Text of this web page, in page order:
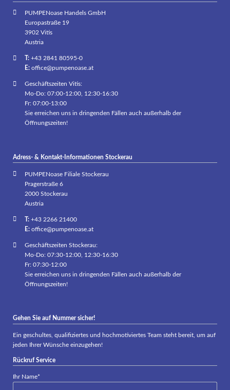
PUMPENoase Handels GmbH
Europastraße 19
3902 Vitis
Austria
T:+43 2841 80595-0
E: office@pumpenoase.at
Geschäftszeiten Vitis:
Mo-Do: 07:00-12:00, 12:30-16:30
Fr: 07:00-13:00
Sie erreichen uns in dringenden Fällen auch außerhalb der
Öffnungszeiten!
Adress- & Kontakt-Informationen Stockerau
PUMPENoase Filiale Stockerau
Pragerstraße 6
2000 Stockerau
Austria
T:+43 2266 21400
E: office@pumpenoase.at
Geschäftszeiten Stockerau:
Mo-Do: 07:30-12:00, 12:30-16:30
Fr: 07:30-12:00
Sie erreichen uns in dringenden Fällen auch außerhalb der
Öffnungszeiten!
Gehen Sie auf Nummer sicher!
Ein geschultes, qualifiziertes und hochmotiviertes Team steht bereit, um auf
jeden Ihrer Wünsche einzugehen!
Rückruf Service
Pflichtfeld
Ihr Name*